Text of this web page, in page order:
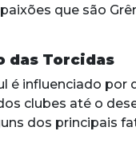
que são
das Torcidas
é influenciado por
clubes até o
dos principais